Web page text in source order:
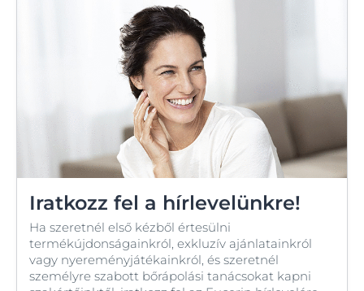
Iratkozz fel a hírlevelünkre!
Ha szeretnél első kézből értesülni
termékújdonságainkról, exkluzív ajánlatainkról
vagy nyereményjátékainkról, és szeretnél
személyre szabott bőrápolási tanácsokat kapni